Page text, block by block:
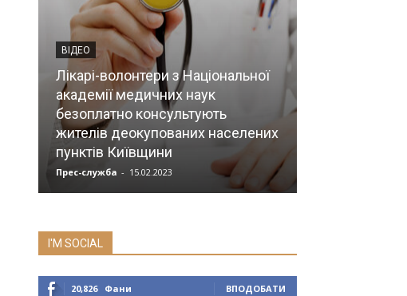
ВІДЕО
Лікарі-волонтери з Національної
академії медичних наук
безоплатно консультують
жителів деокупованих населених
пунктів Київщини
Прес-служба - 15.02.2023
I'M SOCIAL
20,826 Фани ВПОДОБАТИ